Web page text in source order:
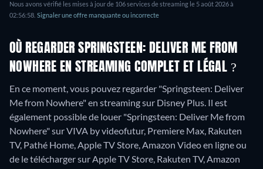
Nous avons vérifié les mises à jour de 106services de streaming le 5 août 2026à
02:56:58 Signaler une offre manquante ou incorrecte
OÙ REGARDER SPRINGSTEEN: DELIVER ME FROM
NOWHERE EN STREAMING COMPLET ET LÉGAL ?
En ce moment, vous pouvez regarder "Springsteen: Deliver
Me from Nowhere" en streaming sur Disney Plus. Il est
également possible de louer "Springsteen: Deliver Me from
Nowhere" sur VIVA by videofutur, Premiere Max, Rakuten
TV, Pathé Home, Apple TV Store, Amazon Video en ligne ou
de le télécharger sur Apple TV Store, Rakuten TV, Amazon